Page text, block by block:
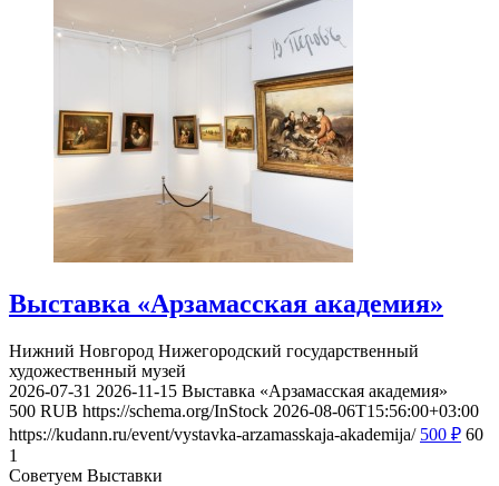
Выставка «Арзамасская академия»
Нижний Новгород Нижегородский государственный
художественный музей
2026-07-31 2026-11-15 Выставка «Арзамасская академия»
500 RUB https://schema.org/InStock 2026-08-06T15:56:00+03:00
https://kudann.ru/event/vystavka-arzamasskaja-akademija/ 500 ₽ 60
1
Советуем Выставки